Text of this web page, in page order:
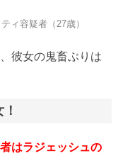
ィ容疑者（27歳）
彼女の鬼畜ぶりは
はラジェッシュの